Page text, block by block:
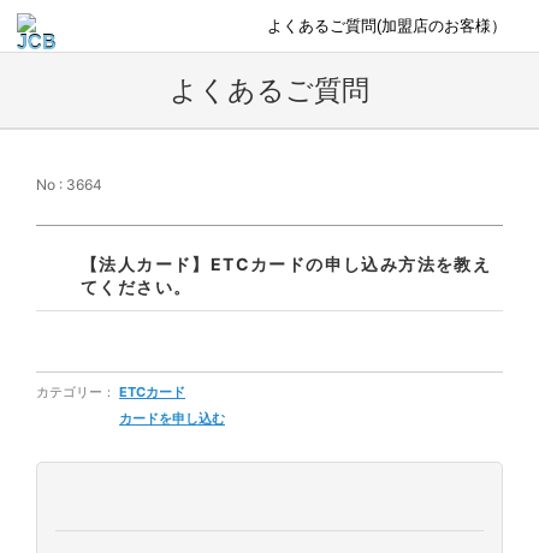
よくあるご質問(加盟店のお客様）
よくあるご質問
No : 3664
【法人カード】ETCカードの申し込み方法を教え
てください。
カテゴリー： ETCカード
カードを申し込む